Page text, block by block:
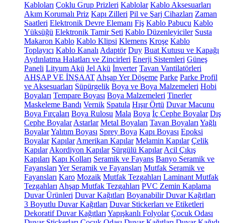
Kabloları Çoklu Grup Prizleri Kablolar Kablo Aksesuarları
Akım Korumalı Priz Kapı Zilleri Pil ve Şarj Cihazları Zaman
Saatleri Elektronik Devre Elemanı Fiş Kablo Pabucu Kablo
Yüksüğü Elektronik Tamir Seti Kablo Düzenleyiciler Susta
Makaron Kablo Kablo Klipsi Klemens Kroşe Kablo
Toplayıcı Kablo Kanalı Adaptör Duy Buat Kutusu ve Kapağı
Aydınlatma Halatları ve Zincirleri Enerji Sistemleri Güneş
Paneli Lityum Akü Jel Akü İnverter Tavan Vantilatörleri
AHŞAP VE İNŞAAT Ahşap Yer Döşeme Parke Parke Profil
ve Aksesuarları Süpürgelik Boya ve Boya Malzemeleri Hobi
Boyaları Tempare Boyası Boya Malzemeleri Tinerler
Maskeleme Bandı Vernik Spatula Hışır Örtü Duvar Macunu
Boya Fırçaları Boya Rulosu Mala Boya İç Cephe Boyalar Dış
Cephe Boyalar Astarlar Metal Boyaları Tavan Boyaları Yağlı
BoyalarYalıtım Boyası Sprey Boya Kapı Boyası Epoksi
Boyalar Kapılar Amerikan Kapılar Melamin Kapılar Çelik
Kapılar Akordiyon Kapılar Sürgülü Kapılar Acil Çıkış
Kapıları Kapı Kolları Seramik ve Fayans Banyo Seramik ve
Fayansları Yer Seramik ve Fayansları Mutfak Seramik ve
Fayansları Karo Mozaik Mutfak Tezgahları Laminant Mutfak
Tezgahları Ahşap Mutfak Tezgahları PVC Zemin Kaplama
Duvar Ürünleri Duvar Kağıtları Boyanabilir Duvar Kağıtları
3 Boyutlu Duvar Kağıtları Duvar Stickerları ve Etiketleri
Dekoratif Duvar Kağıtları Yapışkanlı Folyolar Çocuk Odası